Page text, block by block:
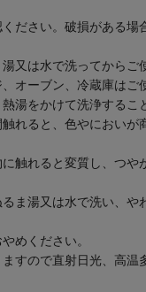
ださい。破損がある場
又は水で洗ってからご
オーブン、冷蔵庫はご
湯をかけて洗浄するこ
れると、色やにおいが
触れると変質し、つや
ま湯又は水で洗い、や
めください。
すので直射日光、高温